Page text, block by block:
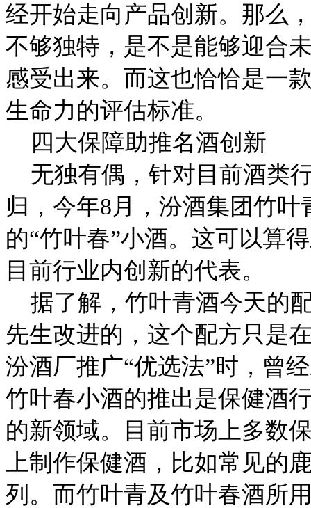
经开始走向产品创新。那么
不够独特，是不是能够迎合
感受出来。而这也恰恰是一
生命力的评估标准。
四大保障助推名酒创新
无独有偶，针对目前酒类
归，今年8月，汾酒集团竹
的“竹叶春”小酒。这可以算
目前行业内创新的代表。
据了解，竹叶青酒今天的
先生改进的，这个配方只是
汾酒厂推广“优选法”时，曾
竹叶春小酒的推出是保健酒
的新领域。目前市场上多数
上制作保健酒，比如常见的
列。而竹叶青及竹叶春酒所